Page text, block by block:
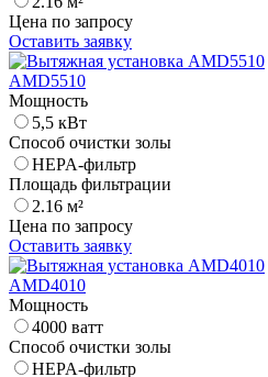
Цена по запросу
Оставить заявку
AMD5510
Мощность
5,5 кВт
Способ очистки золы
HEPA-фильтр
Площадь фильтрации
2.16 м²
Цена по запросу
Оставить заявку
AMD4010
Мощность
4000 ватт
Способ очистки золы
HEPA-фильтр